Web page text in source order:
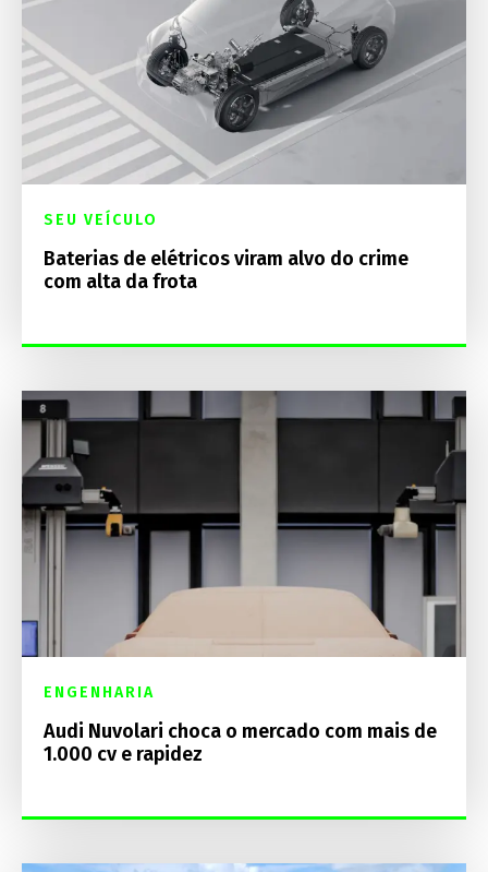
SEU VEÍCULO
Baterias de elétricos viram alvo do crime
com alta da frota
ENGENHARIA
Audi Nuvolari choca o mercado com mais de
1.000 cv e rapidez